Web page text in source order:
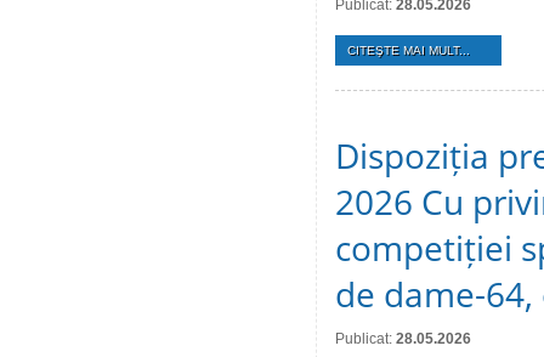
Publicat: 28.05.2026
CITEŞTE MAI MULT...
Dispoziția
2026 Cu
competiției
de dame-64,
Publicat: 28.05.2026